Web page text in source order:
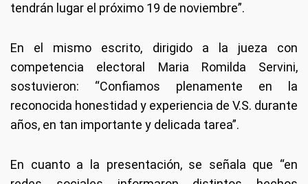
tendrán lugar el próximo 19 de noviembre”.
En el mismo escrito, dirigido a la jueza con
competencia electoral Maria Romilda Servini,
sostuvieron: “Confiamos plenamente en la
reconocida honestidad y experiencia de V.S. durante
años, en tan importante y delicada tarea”.
En cuanto a la presentación, se señala que “en